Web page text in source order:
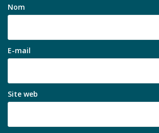
Nom
E-mail
Site web